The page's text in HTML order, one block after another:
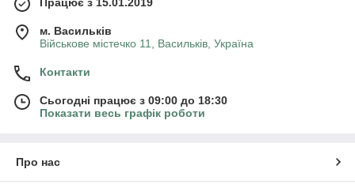
м. Васильків
Військове містечко 11, Васильків, Україна
Контакти
Сьогодні працює з 09:00 до 18:30
Показати весь графік роботи
Про нас